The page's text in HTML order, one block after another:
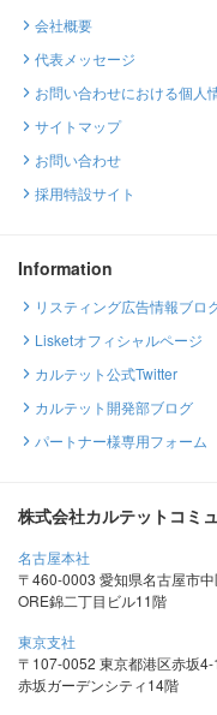
会社概要
代表メッセージ
お問い合わせにおける個人
サイトマップ
お問い合わせ
採用特設サイト
Information
リスティング広告情報ブロ
Lisketオフィシャルページ
カルテット公式Twitter
カルテット開発部ブログ
パートナー様専用フォーム
株式会社カルテットコミ
名古屋本社
〒460-0003 愛知県名古屋市
ORE錦二丁目ビル11階
東京支社
〒107-0052 東京都港区赤坂4-
赤坂ガーデンシティ14階